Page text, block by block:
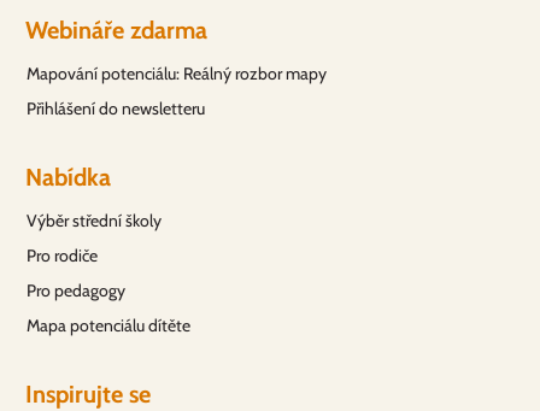
Webináře zdarma
Mapování potenciálu: Reálný rozbor mapy
Přihlášení do newsletteru
Nabídka
Výběr střední školy
Pro rodiče
Pro pedagogy
Mapa potenciálu dítěte
Inspirujte se